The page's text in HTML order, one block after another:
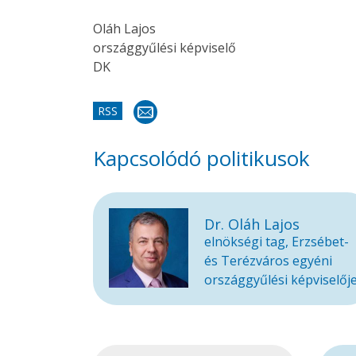
Oláh Lajos
országgyűlési képviselő
DK
RSS
Kapcsolódó politikusok
Dr. Oláh Lajos
elnökségi tag, Erzsébet-
és Terézváros egyéni
országgyűlési